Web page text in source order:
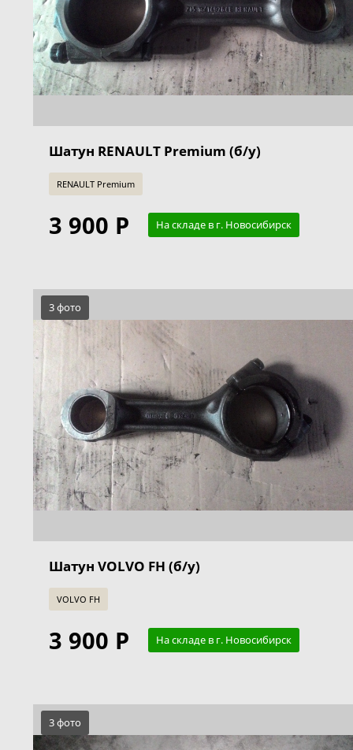
Шатун RENAULT Premium (б/у)
RENAULT Premium
3 900 Р На складе в г. Новосибирск
3 фото
Шатун VOLVO FH (б/у)
VOLVO FH
3 900 Р На складе в г. Новосибирск
3 фото